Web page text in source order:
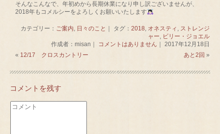
そんなこんなで、年初めから長期休業になり申し訳ございませんが、
2018年もコメルシーをよろしくお願いいたします
カテゴリー： ご案内, 日々のこと ｜ タグ： 2018, オネスティ , ストレンジ
ャー, ビリー・ジョエル
作成者：misan｜
コメントはありません ｜ 2017年12月18日
« 12/17 クロスカントリー あと2回 »
コメントを残す